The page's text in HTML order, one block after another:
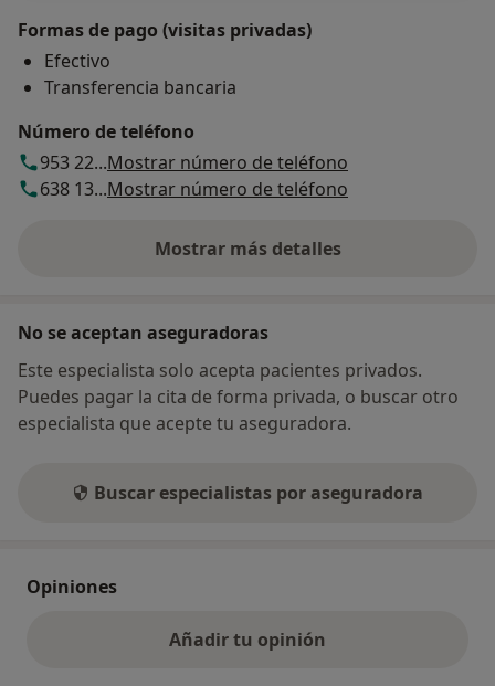
Formas de pago (visitas privadas)
Efectivo
Transferencia bancaria
Número de teléfono
953 22...Mostrar número de teléfono
638 13...Mostrar número de teléfono
Mostrar más detalles
sobre la dirección
No se aceptan aseguradoras
Este especialista solo acepta pacientes privados.
Puedes pagar la cita de forma privada, o buscar otro
especialista que acepte tu aseguradora.
Buscar especialistas por aseguradora
Opiniones
Añadir tu opinión